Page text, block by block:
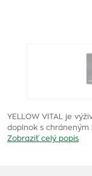
YELLOW VITAL je
doplnok s chráneným
Zobraziť celý popis